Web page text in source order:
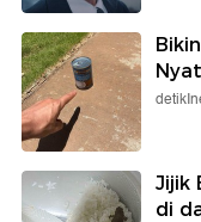
Jijik
di